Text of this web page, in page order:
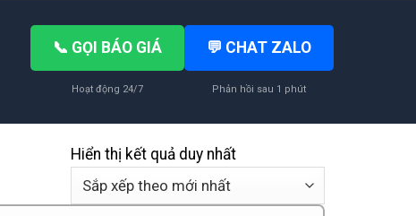
📞 GỌI BÁO GIÁ
Hoạt động 24/7
💬 CHAT ZALO
Phản hồi sau 1 phút
Hiển thị kết quả duy nhất